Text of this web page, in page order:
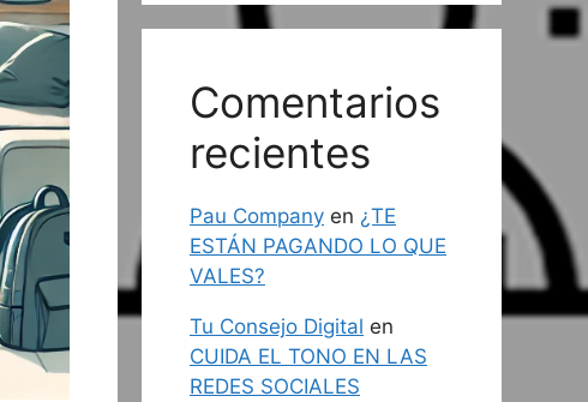
Comentarios
recientes
Pau Company en ¿TE
ESTÁN PAGANDO LO QUE
VALES?
Tu Consejo Digital en
CUIDA EL TONO EN LAS
REDES SOCIALES